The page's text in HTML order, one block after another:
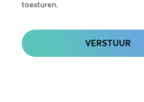
toesturen.